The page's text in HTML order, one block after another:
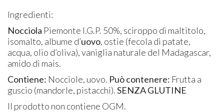
Ingredienti:
Nocciola Piemonte I.G.P. 50%, sciroppo di maltitolo,
isomalto, albume d’uovo, ostie (fecola di patate,
acqua, olio d’oliva), vaniglia naturale del Madagascar,
amido di mais.
Contiene: Nocciole, uovo. Può contenere: Frutta a
guscio (mandorle, pistacchi).SENZA GLUTINE
Il prodotto non contiene OGM.